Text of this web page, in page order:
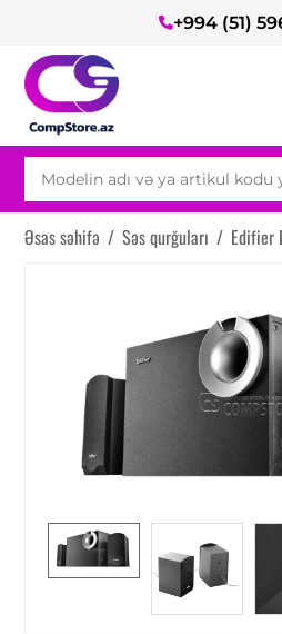
+994 (51)
Əsas səhifə / Səs qurğuları / Edifier